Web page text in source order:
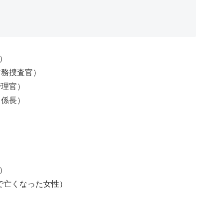
捜査官）
官）
長）
くなった女性）